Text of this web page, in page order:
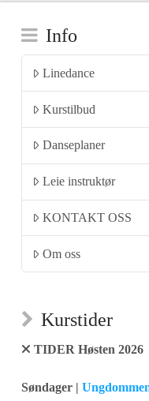
Info
Linedance
Kurstilbud
Danseplaner
Leie instruktør
KONTAKT OSS
Om oss
Kurstider
TIDER Høsten 2026
Søndager |